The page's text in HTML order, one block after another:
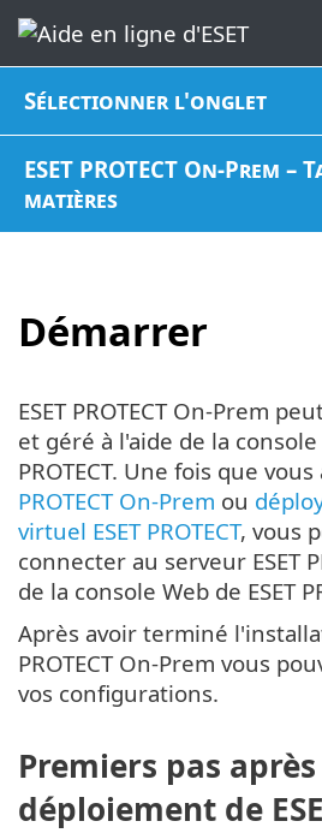
Sélectionner l'onglet
ESET PROTECT On-Prem –
matières
Démarrer
ESET PROTECT On-Prem
et géré à l'aide de la console
PROTECT. Une fois que vous
PROTECT On-Prem ou
virtuel ESET PROTECT, vous
connecter au serveur ESET
de la console Web de ESET
Après avoir terminé
PROTECT On-Prem vous
vos configurations.
Premiers pas
déploiement de